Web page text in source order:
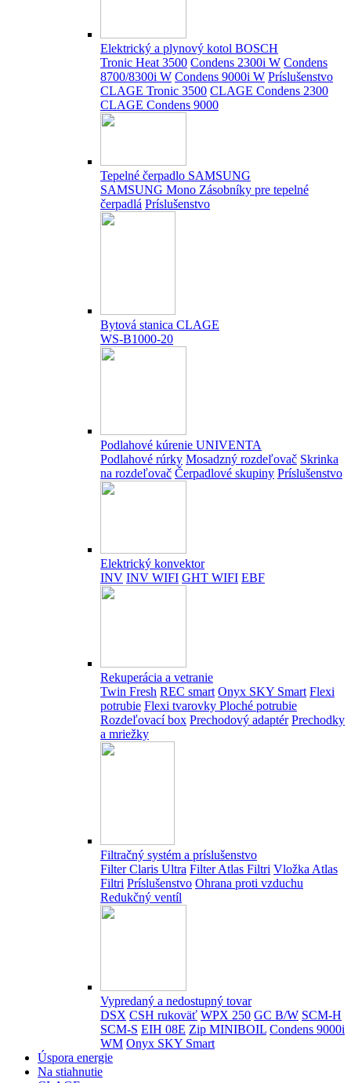
Elektrický a plynový kotol BOSCH
Tronic Heat 3500 Condens 2300i W Condens
8700/8300i W Condens 9000i W Príslušenstvo
CLAGE Tronic 3500 CLAGE Condens 2300
CLAGE Condens 9000
Tepelné čerpadlo SAMSUNG
SAMSUNG Mono Zásobníky pre tepelné
čerpadlá Príslušenstvo
Bytová stanica CLAGE
WS-B1000-20
Podlahové kúrenie UNIVENTA
Podlahové rúrky Mosadzný rozdeľovač Skrinka
na rozdeľovač Čerpadlové skupiny Príslušenstvo
Elektrický konvektor
INV INV WIFI GHT WIFI EBF
Rekuperácia a vetranie
Twin Fresh REC smart Onyx SKY Smart Flexi
potrubie Flexi tvarovky Ploché potrubie
Rozdeľovací box Prechodový adaptér Prechodky
a mriežky
Filtračný systém a príslušenstvo
Filter Claris Ultra Filter Atlas Filtri Vložka Atlas
Filtri Príslušenstvo Ohrana proti vzduchu
Redukčný ventíl
Vypredaný a nedostupný tovar
DSX CSH rukoväť WPX 250 GC B/W SCM-H
SCM-S EIH 08E Zip MINIBOIL Condens 9000i
WM Onyx SKY Smart
Úspora energie
Na stiahnutie